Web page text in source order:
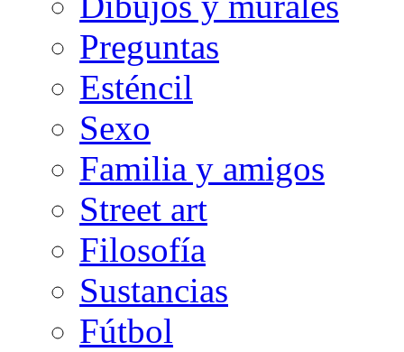
Preguntas
Esténcil
Sexo
Familia y amigos
Street art
Filosofía
Sustancias
Fútbol